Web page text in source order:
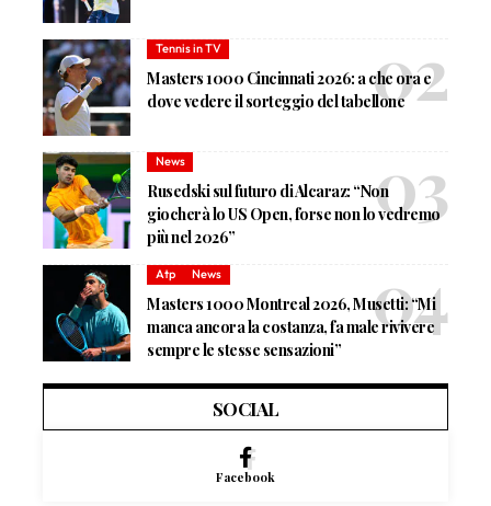
Tennis in TV
Masters 1000 Cincinnati 2026: a che ora e
dove vedere il sorteggio del tabellone
News
Rusedski sul futuro di Alcaraz: “Non
giocherà lo US Open, forse non lo vedremo
più nel 2026”
Atp News
Masters 1000 Montreal 2026, Musetti: “Mi
manca ancora la costanza, fa male rivivere
sempre le stesse sensazioni”
SOCIAL
Facebook